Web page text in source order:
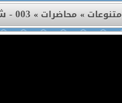
متنوعات » محاضرات »003 - شهر رمضان